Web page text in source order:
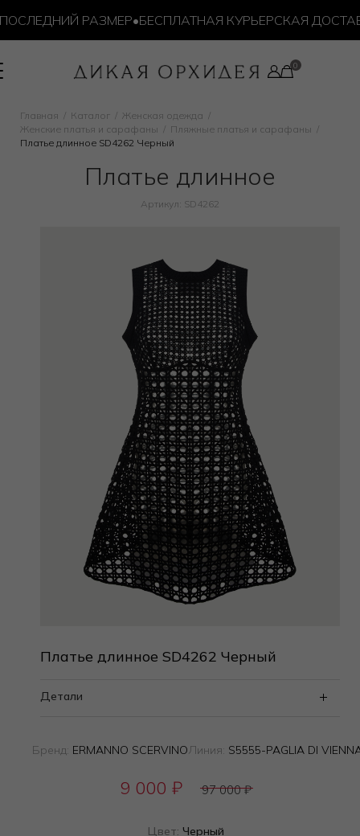
РАЗМЕР•БЕСПЛАТНАЯ КУРЬЕРСКАЯ
Главная Каталог
Женская одежда
Женские платья и сарафаны
Пляжные платья и сарафаны
Платье длинное SD4262 Черный
Платье длинное
Артикул: SD4262
Платье длинное SD4262 Черный
Детали
Бренд: ERMANNO SCERVINOЛиния: S5555-PAGLIA DI
9 000 ₽ 97 000₽
Цвет: Черный